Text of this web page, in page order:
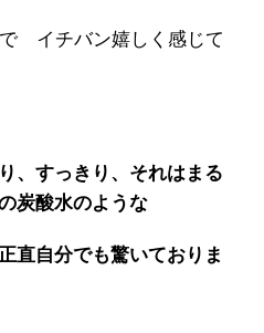
イチバン嬉しく感じて
、すっきり、それはまる
炭酸水のような
直自分でも驚いておりま